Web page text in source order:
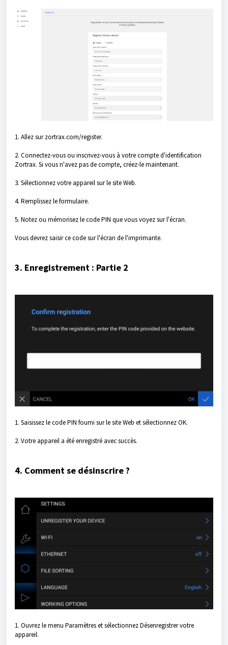
1. Allez sur zortrax.com/register.
2. Connectez-vous ou inscrivez-vous à votre compte d'identification
Zortrax. Si vous n'avez pas de compte, créez-le maintenant.
3. Sélectionnez votre appareil sur le site Web.
4. Remplissez le formulaire.
5. Notez ou mémorisez le code PIN que vous voyez sur l'écran.
Vous devrez saisir ce code sur l'écran de l'imprimante.
3. Enregistrement : Partie 2
1. Saisissez le code PIN fourni sur le site Web et sélectionnez OK.
2. Votre appareil a été enregistré avec succès.
4. Comment se désinscrire ?
1. Ouvrez le menu Paramètres et sélectionnez Désenregistrer votre
appareil.